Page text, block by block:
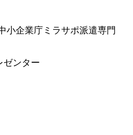
企業庁ミラサポ派遣専門
ゼンター